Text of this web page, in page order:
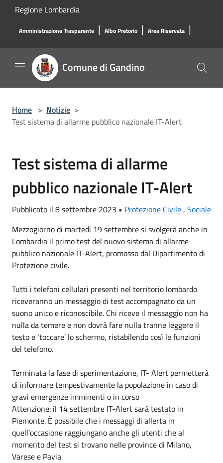
Salta al contenuto principale
Regione Lombardia
Amministrazione Trasparente | Albo Pretorio | Area Riservata |
Comune di Gandino
Home > Notizie >
Test sistema di allarme pubblico nazionale IT-Alert
Test sistema di allarme
pubblico nazionale IT-Alert
Pubblicato il 8 settembre 2023 • Protezione Civile, Sociale
Mezzogiorno di martedì 19 settembre si svolgerà anche in
Lombardia il primo test del nuovo sistema di allarme
pubblico nazionale IT-Alert, promosso dal Dipartimento di
Protezione civile.
Tutti i telefoni cellulari presenti nel territorio lombardo
riceveranno un messaggio di test accompagnato da un
suono unico e riconoscibile. Chi riceve il messaggio non ha
nulla da temere e non dovrà fare nulla tranne leggere il
testo e ‘toccare’ lo schermo, ristabilendo così le funzioni
del telefono.
Terminata la fase di sperimentazione, IT- Alert permetterà
di informare tempestivamente la popolazione in caso di
gravi emergenze imminenti o in corso
Attenzione: il 14 settembre IT-Alert sarà testato in
Piemonte. È possibile che i messaggi di allerta in
quell’occasione raggiungano anche gli utenti che al
momento del test si trovano nelle province di Milano,
Varese e Pavia.